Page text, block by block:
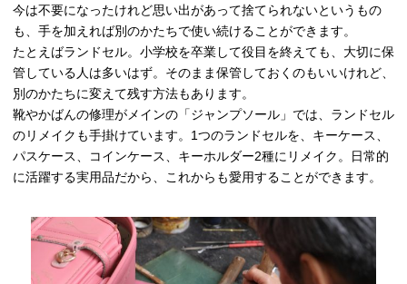
今は不要になったけれど思い出があって捨てられないというもの
も、手を加えれば別のかたちで使い続けることができます。
たとえばランドセル。小学校を卒業して役目を終えても、大切に保
管している人は多いはず。そのまま保管しておくのもいいけれど、
別のかたちに変えて残す方法もあります。
靴やかばんの修理がメインの「ジャンプソール」では、ランドセル
のリメイクも手掛けています。1つのランドセルを、キーケース、
パスケース、コインケース、キーホルダー2種にリメイク。日常的
に活躍する実用品だから、これからも愛用することができます。